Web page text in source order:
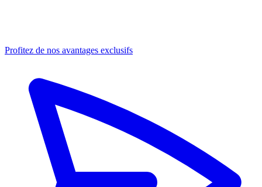
Profitez de nos avantages exclusifs